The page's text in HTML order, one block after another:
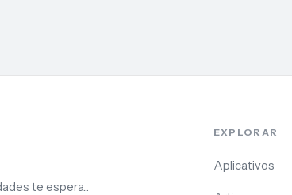
te espera...
EXPLORAR
Aplicativos